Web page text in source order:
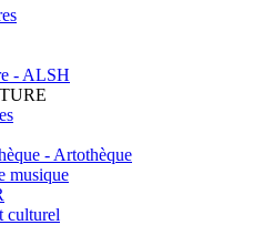
- ALSH
- Artothèque
musique
culturel